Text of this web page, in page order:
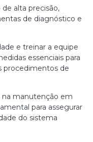
alta precisão,
de diagnóstico e
e treinar a equipe
essenciais para
procedimentos de
na manutenção em
para assegurar
do sistema